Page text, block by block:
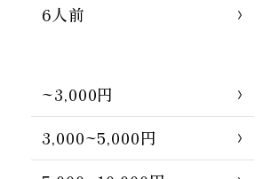
6人前
~3,000円
3,000~5,000円